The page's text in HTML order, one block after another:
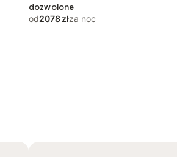
dozwolone
od2078 złza noc